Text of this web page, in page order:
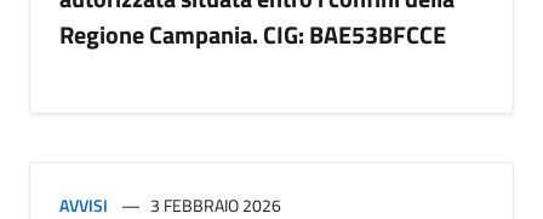
Regione Campania. CIG: BAE53BFCCE
AVVISI 3 FEBBRAIO 2026